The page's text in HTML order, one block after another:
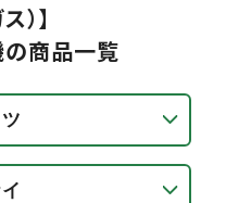
）】
商品一覧